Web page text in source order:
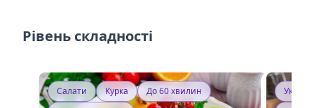
Рівень складності
Салати Курка
До 60 хвилин